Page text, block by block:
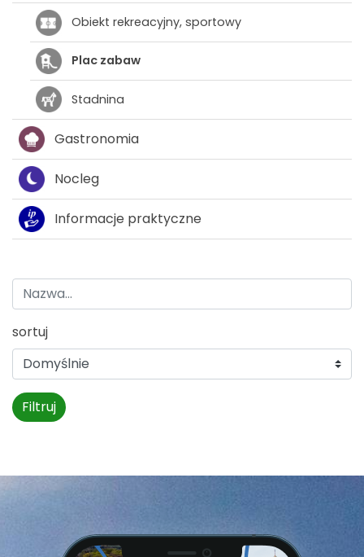
Obiekt rekreacyjny, sportowy
Plac zabaw
Stadnina
Gastronomia
Nocleg
Informacje praktyczne
sortuj
Filtruj